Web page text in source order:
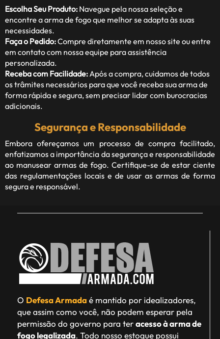
Escolha Seu Produto: Navegue pela nossa seleção e
encontre a arma de fogo que melhor se adapta às suas
necessidades.
Faça o Pedido:Compre diretamente em nosso site ou entre
em contato com nossa equipe para assistência
personalizada.
Receba com Facilidade:Após a compra, cuidamos de todos
os trâmites necessários para que você receba sua arma de
forma rápida e segura, sem precisar lidar com burocracias
adicionais.
Segurança e Responsabilidade
Embora ofereçamos um processo de compra facilitado,
enfatizamos a importância da segurança e responsabilidade
ao manusear armas de fogo. Certifique-se de estar ciente
das regulamentações locais e de usar as armas de forma
segura e responsável.
O Defesa Armadaé mantido por idealizadores,
que assim como você, não podem esperar pela
permissão do governo para teracesso à arma de
fogo legalizada. Todo nosso estoque possui